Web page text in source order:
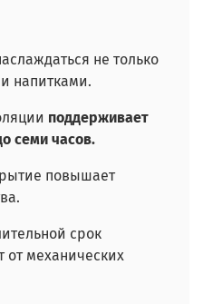
не только
напитками.
поддерживает
семи часов.
повышает
срок
от механических